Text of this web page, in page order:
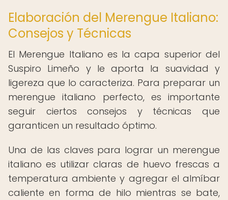
Elaboración del Merengue Italiano:
Consejos y Técnicas
El Merengue Italiano es la capa superior del
Suspiro Limeño y le aporta la suavidad y
ligereza que lo caracteriza. Para preparar un
merengue italiano perfecto, es importante
seguir ciertos consejos y técnicas que
garanticen un resultado óptimo.
Una de las claves para lograr un merengue
italiano es utilizar claras de huevo frescas a
temperatura ambiente y agregar el almíbar
caliente en forma de hilo mientras se bate,